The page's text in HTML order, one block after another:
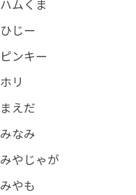
ハムくま
ひじー
ピンキー
ホリ
まえだ
みなみ
みやじゃが
みやも